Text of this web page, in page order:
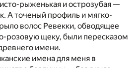
рыженькая и острозубая —
А точеный профиль и мягко-
волос Ревекки, обводящее
розовую щеку, были пересказом
имени.
имена для меня в